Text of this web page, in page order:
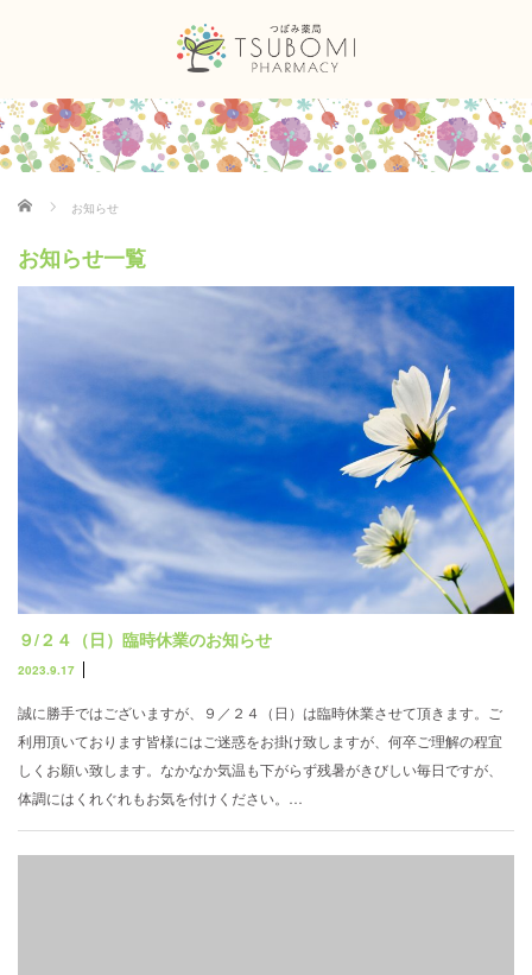
ホーム お知らせ
お知らせ一覧
９/２４（日）臨時休業のお知らせ
2023.9.17
誠に勝手ではございますが、９／２４（日）は臨時休業させて頂きます。ご
利用頂いております皆様にはご迷惑をお掛け致しますが、何卒ご理解の程宜
しくお願い致します。なかなか気温も下がらず残暑がきびしい毎日ですが、
体調にはくれぐれもお気を付けください。…